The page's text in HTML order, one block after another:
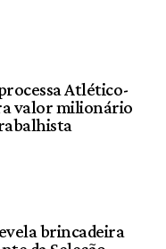
Atlético-
valor milionário
brincadeira